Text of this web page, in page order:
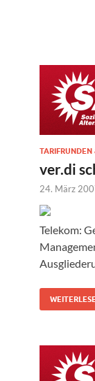
ver.di
24. März
Telekom: